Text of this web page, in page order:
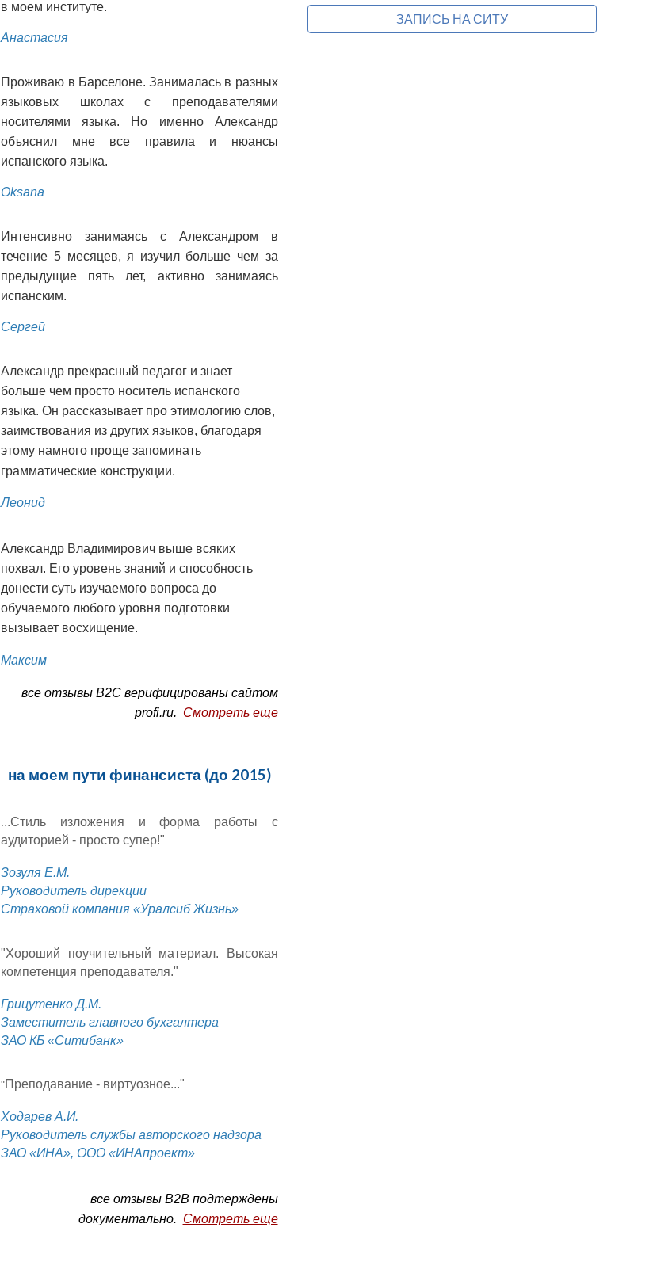
в моем институте.
Анастасия
Проживаю в Барселоне. Занималась в разных
языковых школах с преподавателями
носителями языка. Но именно Александр
объяснил мне все правила и нюансы
испанского языка.
Oksana
Интенсивно занимаясь c Александром в
течение 5 месяцев, я изучил больше чем за
предыдущие пять лет, активно занимаясь
испанским.
Сергей
Александр прекрасный педагог и знает
больше чем просто носитель испанского
языка. Он рассказывает про этимологию слов,
заимствования из других языков, благодаря
этому намного проще запоминать
грамматические конструкции.
Леонид
Александр Владимирович выше всяких
похвал. Его уровень знаний и способность
донести суть изучаемого вопроса до
обучаемого любого уровня подготовки
вызывает восхищение.
Максим
все отзывы B2C верифицированы сайтом
profi.ru. Смотреть еще
на моем пути финансиста (до 2015)
..Стиль изложения и форма работы с
аудиторией - просто супер!"
Зозуля Е.М.
Руководитель дирекции
Страховой компания «Уралсиб Жизнь»
"Хороший поучительный материал. Высокая
компетенция преподавателя."
Грицутенко Д.М.
Заместитель главного бухгалтера
ЗАО КБ «Ситибанк»
"Преподавание - виртуозное..."
Ходарев А.И.
Руководитель службы авторского надзора
ЗАО «ИНА», ООО «ИНАпроект»
все отзывы B2B подтерждены
документально. Смотреть еще
ЗАПИСЬ НА СИТУ